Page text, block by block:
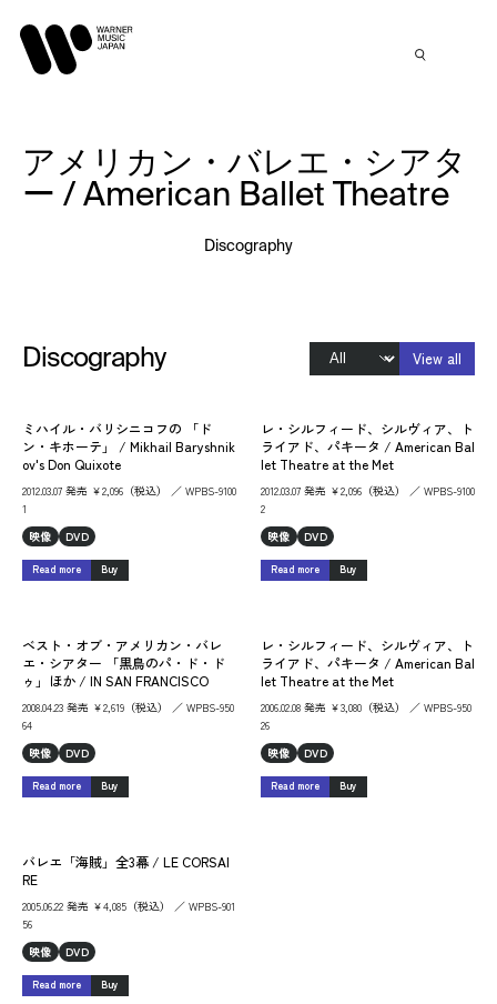
アメリカン・バレエ・シアタ
ー / American Ballet Theatre
Discography
Discography View all
ミハイル・バリシニコフの 「ド
ン・キホーテ」 / Mikhail Baryshnik
ov's Don Quixote
2012.03.07 発売 ￥2,096（税込） ／ WPBS-9100
1
映像
DVD
Read more Buy
レ・シルフィード、シルヴィア、ト
ライアド、パキータ / American Bal
let Theatre at the Met
2012.03.07 発売 ￥2,096（税込） ／ WPBS-9100
2
映像
DVD
Read more Buy
ベスト・オブ・アメリカン・バレ
エ・シアター 「黒鳥のパ・ド・ド
ゥ」ほか / IN SAN FRANCISCO
2008.04.23 発売 ￥2,619（税込） ／ WPBS-950
64
映像
DVD
Read more Buy
レ・シルフィード、シルヴィア、ト
ライアド、パキータ / American Bal
let Theatre at the Met
2006.02.08 発売 ￥3,080（税込） ／ WPBS-950
26
映像
DVD
Read more Buy
バレエ「海賊」全3幕 / LE CORSAI
RE
2005.06.22 発売 ￥4,085（税込） ／ WPBS-901
56
映像
DVD
Read more Buy